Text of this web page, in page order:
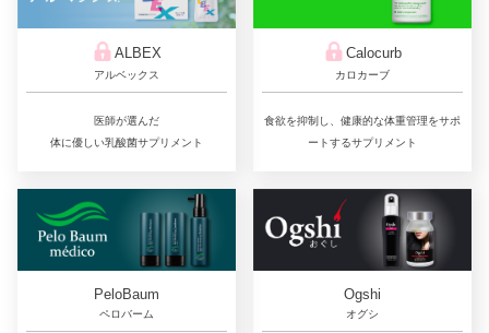
ALBEX
アルベックス
医師が選んだ
体に優しい乳酸菌サプリメント
Calocurb
カロカーブ
食欲を抑制し、健康的な体重管理をサポ
ートするサプリメント
PeloBaum
ペロバーム
Ogshi
オグシ